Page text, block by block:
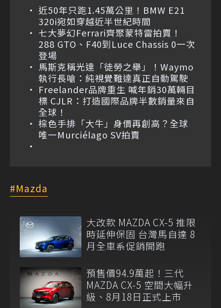
近50年只跑1.45萬公里！BMW E21
320i宛如穿越近半世紀時間
七大夢幻Ferrari齊聚蒙特雷拍賣！
288 GTO、F40到Luce Chassis 0一次
登場
馬斯克稱光達「徒勞之舉」！Waymo
執行長嗆：純視覺難達真正自動駕駛
Freelander品牌重生 喊年銷30萬輛目
標 CJLR：打造國際品牌半數銷量來自
全球！
棕色手排「大牛」身價再創高？全球
唯一Murciélago SV拍賣
Mazda
大改款 MAZDA CX-5 推限
時延伸保固 台灣馬自達 8
月全車系促銷開跑
預售價94.9萬起！三代
MAZDA CX-5 空間大幅升
級、8月18日正式上市